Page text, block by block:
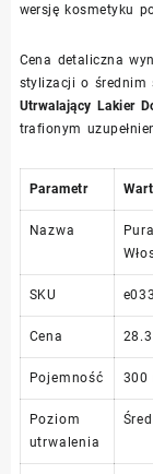
wersję kosmetyku
Cena detaliczna
stylizacji o
Utrwalający Lakier
trafionym
Parametr
Nazwa
SKU
Cena
Pojemność 300
Poziom
utrwalenia